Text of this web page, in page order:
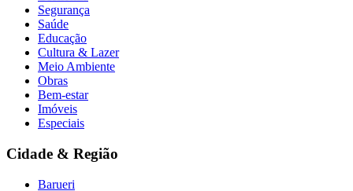
Segurança
Saúde
Educação
Cultura & Lazer
Meio Ambiente
Obras
Bem-estar
Imóveis
Especiais
Cidade & Região
Barueri